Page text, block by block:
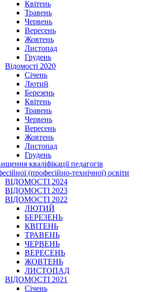
Квітень
Травень
Червень
Вересень
Жовтень
Листопад
Грудень
Відомості 2020
Січень
Лютий
Березень
Квітень
Травень
Червень
Вересень
Жовтень
Листопад
Грудень
кваліфікації педагогів
(професійно-технічної) освіти
ВІДОМОСТІ 2024
ВІДОМОСТІ 2023
ВІДОМОСТІ 2022
ЛЮТИЙ
БЕРЕЗЕНЬ
КВІТЕНЬ
ТРАВЕНЬ
ЧЕРВЕНЬ
ВЕРЕСЕНЬ
ЖОВТЕНЬ
ЛИСТОПАД
ВІДОМОСТІ 2021
Січень